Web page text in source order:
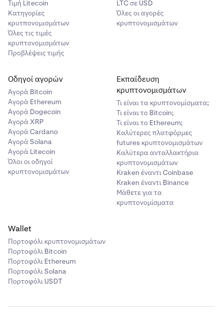
Τιμή Litecoin
Κατηγορίες
κρυτπονομισμάτων
Όλες τις τιμές
κρυπτονομισμάτων
Προβλέψεις τιμής
LTC σε USD
Όλες οι αγορές
κρυπτονομισμάτων
Οδηγοί αγορών
Αγορά Bitcoin
Αγορά Ethereum
Αγορά Dogecoin
Αγορά XRP
Αγορά Cardano
Αγορά Solana
Αγορά Litecoin
Όλοι οι οδηγοί
κρυπτονομισμάτων
Εκπαίδευση
κρυπτονομισμάτων
Τι είναι τα κρυπτονομίσματα;
Τι είναι το Bitcoin;
Τι είναι το Ethereum;
Καλύτερες πλατφόρμες
futures κρυπτονομισμάτων
Καλύτερα ανταλλακτήρια
κρυπτονομισμάτων
Kraken έναντι Coinbase
Kraken έναντι Binance
Μάθετε για τα
κρυπτονομίσματα
Wallet
Πορτοφόλι κρυπτονομισμάτων
Πορτοφόλι Bitcoin
Πορτοφόλι Ethereum
Πορτοφόλι Solana
Πορτοφόλι USDT